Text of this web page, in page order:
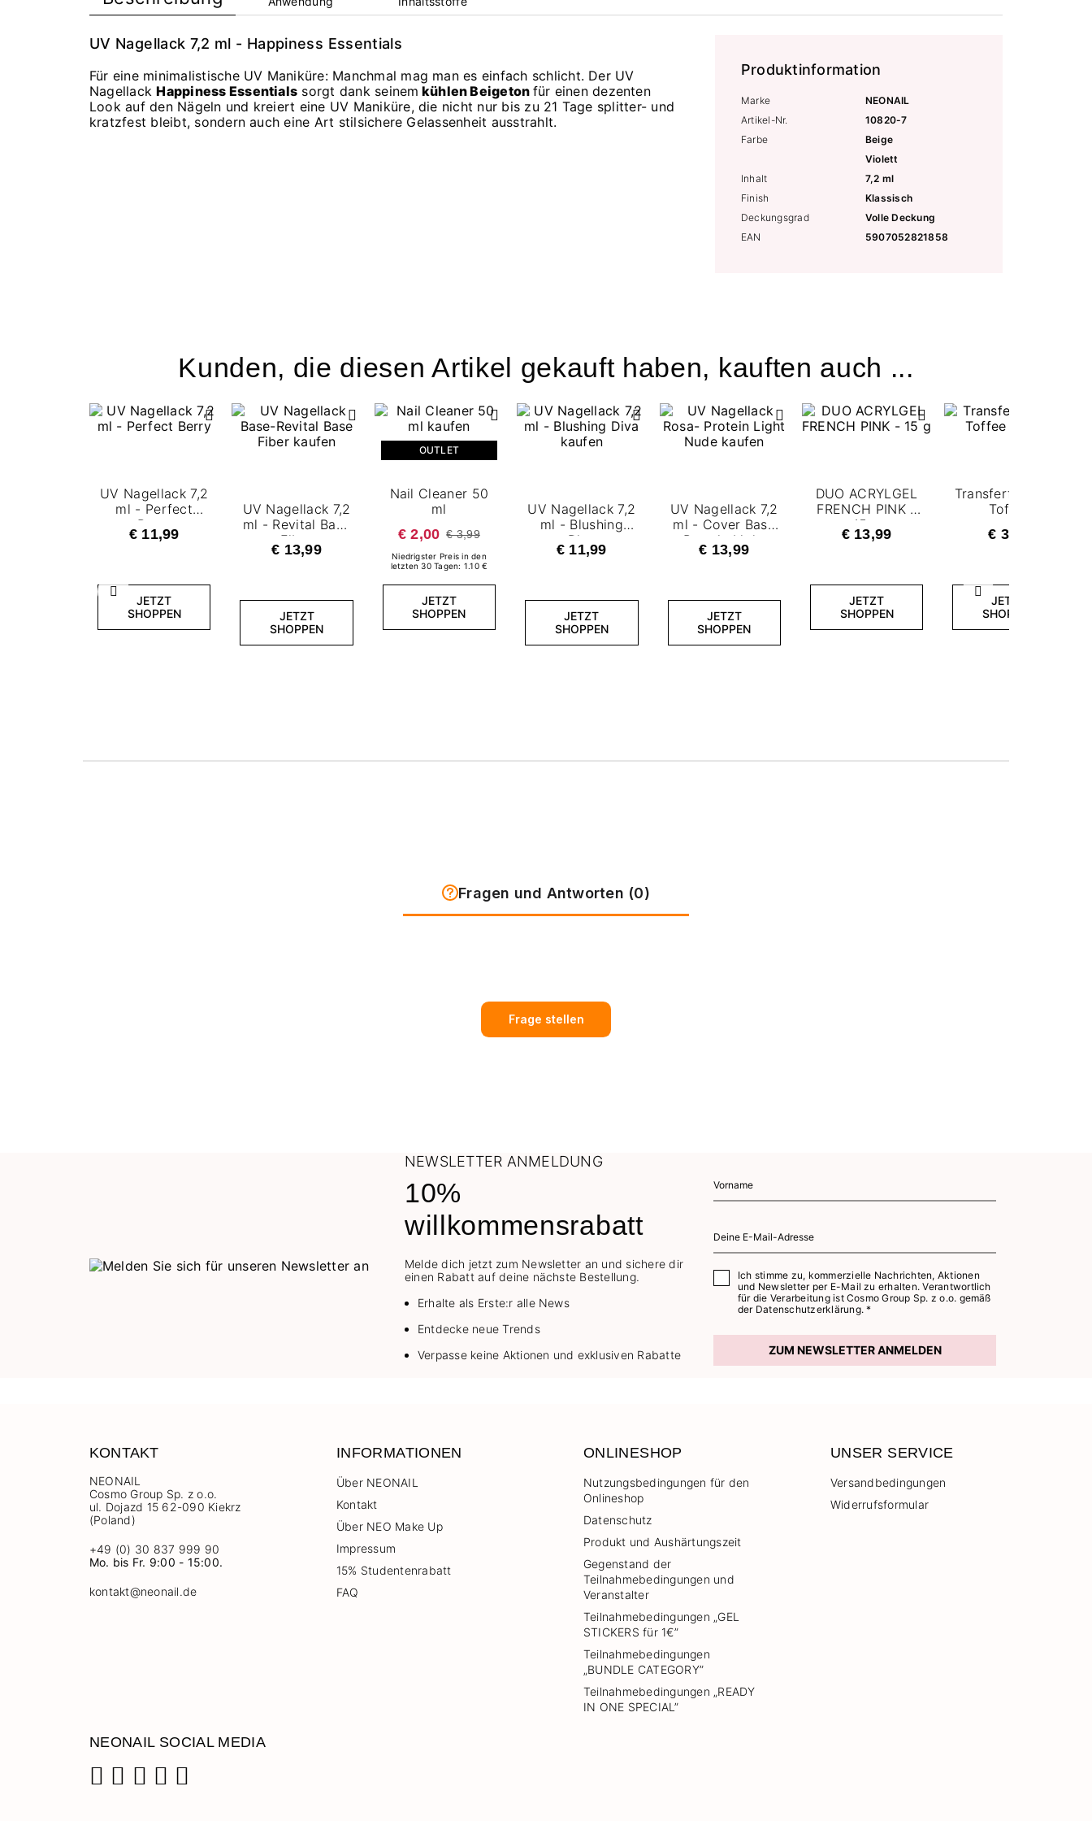
Produktinformation
Marke
NEONAIL
Artikel-Nr.
10820-7
Farbe
Beige
Violett
Inhalt
7,2 ml
Finish
Klassisch
Deckungsgrad
Volle Deckung
EAN
5907052821858
UV Nagellack 7,2 ml - Happiness Essentials
Für eine minimalistische UV Maniküre: Manchmal mag man es einfach schlicht. Der UV
NagellackHappiness Essentials sorgt dank seinem kühlen Beigeton für einen dezenten
Look auf den Nägeln und kreiert eine UV Maniküre, die nicht nur bis zu 21 Tage splitter- und
kratzfest bleibt, sondern auch eine Art stilsichere Gelassenheit ausstrahlt.
Kunden, die diesen Artikel gekauft haben, kauften auch ...
Zurück Weiter
UV Nagellack 7,2
ml - Perfect
Berry
€ 11,99
JETZT
SHOPPEN
UV Nagellack 7,2
ml - Revital Base
Fiber
€ 13,99
JETZT
SHOPPEN
OUTLET
Nail Cleaner 50
ml
€ 2,00 € 3,99
Niedrigster Preis in den
letzten 30 Tagen: 1.10 €
JETZT
SHOPPEN
UV Nagellack 7,2
ml - Blushing
Diva
€ 11,99
JETZT
SHOPPEN
UV Nagellack 7,2
ml - Cover Base
Protein Light
Nude
€ 13,99
JETZT
SHOPPEN
DUO ACRYLGEL
FRENCH PINK -
15 g
€ 13,99
JETZT
SHOPPEN
Transferfolie - 12
Toffee
€ 3,99
JETZT
SHOPPEN
Fragen und Antworten (0)
Frage stellen
NEWSLETTER ANMELDUNG
10%
willkommensrabatt
Melde dich jetzt zum Newsletter an und sichere dir
einen Rabatt auf deine nächste Bestellung.
Erhalte als Erste:r alle News
Entdecke neue Trends
Verpasse keine Aktionen und exklusiven Rabatte
Ich stimme zu, kommerzielle Nachrichten, Aktionen
und Newsletter per E-Mail zu erhalten. Verantwortlich
für die Verarbeitung ist Cosmo Group Sp. z o.o. gemäß
der Datenschutzerklärung. *
ZUM NEWSLETTER ANMELDEN
KONTAKT
NEONAIL
Cosmo Group Sp. z o.o.
ul. Dojazd 15 62-090 Kiekrz
(Poland)
+49 (0) 30 837 999 90
Mo. bis Fr. 9:00 - 15:00.
kontakt@neonail.de
INFORMATIONEN
Über NEONAIL
Kontakt
Über NEO Make Up
Impressum
15% Studentenrabatt
FAQ
ONLINESHOP
Nutzungsbedingungen für den
Onlineshop
Datenschutz
Produkt und Aushärtungszeit
Gegenstand der
Teilnahmebedingungen und
Veranstalter
Teilnahmebedingungen „GEL
STICKERS für 1€”
Teilnahmebedingungen
„BUNDLE CATEGORY”
Teilnahmebedingungen „READY
IN ONE SPECIAL”
UNSER SERVICE
Versandbedingungen
Widerrufsformular
NEONAIL SOCIAL MEDIA